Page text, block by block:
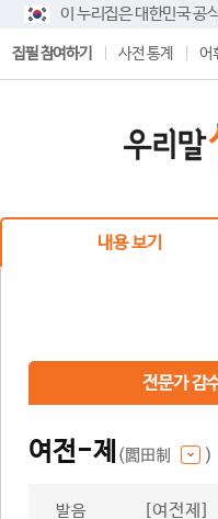
이 누리집은 대한민국 공
집필 참여하기 사전 통계 어
내용 보기
전문가 감
여전-제 (閭田制 )
발음 [여전제]